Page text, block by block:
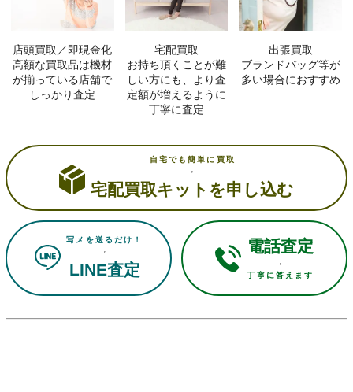
店頭買取／即現金化
高額な買取品は機材
が揃っている店舗で
しっかり査定
宅配買取
お持ち頂くことが難
しい方にも、より査
定額が増えるように
丁寧に査定
出張買取
ブランドバッグ等が
多い場合におすすめ
自宅でも簡単に買取
宅配買取キットを申し込む
写メを送るだけ！
LINE査定
電話査定
丁寧に答えます